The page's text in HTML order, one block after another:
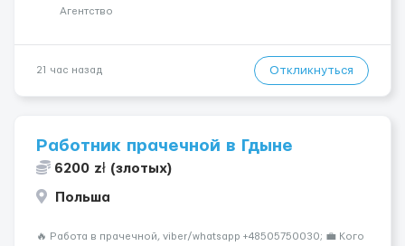
опалубки после за...
Агентство
21 час назад Откликнуться
Работник прачечной в Гдыне
6200 zł (злотых)
Польша
🔥 Работа в прачечной, viber/whatsapp +48505750030; 💼 Кого